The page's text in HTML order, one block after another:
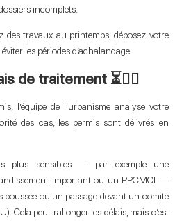
incomplets.
travaux au printemps, déposez votre
les périodes d’achalandage.
de traitement ⏳👷‍♀️
l’équipe de l’urbanisme analyse votre
des cas, les permis sont délivrés en
plus sensibles — par exemple une
important ou un PPCMOI —
poussée ou un passage devant un comité
Cela peut rallonger les délais, mais c’est